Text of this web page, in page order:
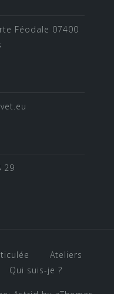
Féodale 07400
29
Ateliers
Qui suis-je ?